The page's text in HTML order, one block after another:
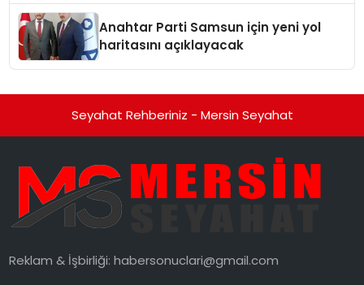
Anahtar Parti Samsun için yeni yol
haritasını açıklayacak
Seyahat Rehberiniz - Mersin Seyahat
Reklam & İşbirliği:habersonuclari@gmail.com